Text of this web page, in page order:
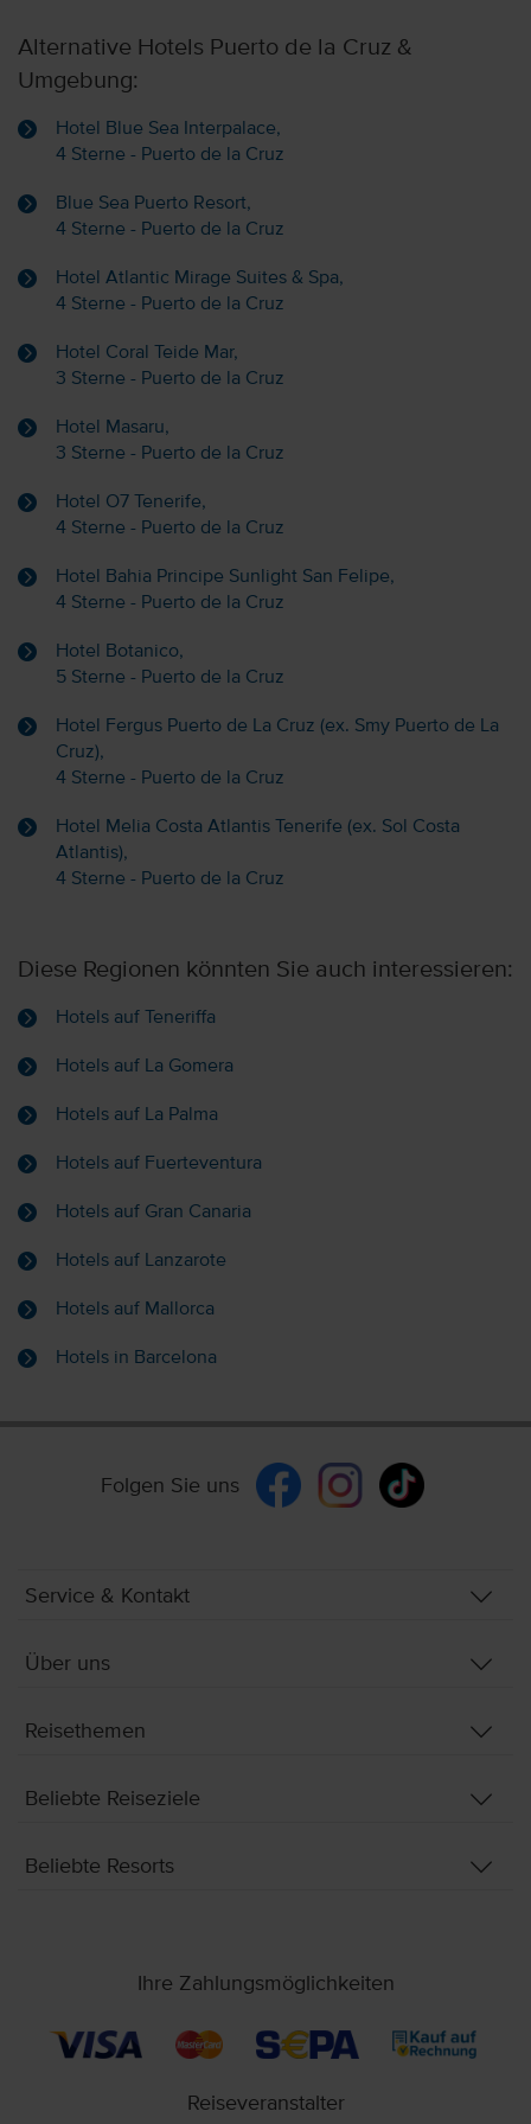
Alternative Hotels Puerto de la Cruz &
Umgebung:
Hotel Blue Sea Interpalace,
4 Sterne - Puerto de la Cruz
Blue Sea Puerto Resort,
4 Sterne - Puerto de la Cruz
Hotel Atlantic Mirage Suites & Spa,
4 Sterne - Puerto de la Cruz
Hotel Coral Teide Mar,
3 Sterne - Puerto de la Cruz
Hotel Masaru,
3 Sterne - Puerto de la Cruz
Hotel O7 Tenerife,
4 Sterne - Puerto de la Cruz
Hotel Bahia Principe Sunlight San Felipe,
4 Sterne - Puerto de la Cruz
Hotel Botanico,
5 Sterne - Puerto de la Cruz
Hotel Fergus Puerto de La Cruz (ex. Smy Puerto de La
Cruz),
4 Sterne - Puerto de la Cruz
Hotel Melia Costa Atlantis Tenerife (ex. Sol Costa
Atlantis),
4 Sterne - Puerto de la Cruz
Diese Regionen könnten Sie auch interessieren:
Hotels auf Teneriffa
Hotels auf La Gomera
Hotels auf La Palma
Hotels auf Fuerteventura
Hotels auf Gran Canaria
Hotels auf Lanzarote
Hotels auf Mallorca
Hotels in Barcelona
Folgen Sie uns
Service & Kontakt
Über uns
Reisethemen
Beliebte Reiseziele
Beliebte Resorts
Ihre Zahlungsmöglichkeiten
Reiseveranstalter